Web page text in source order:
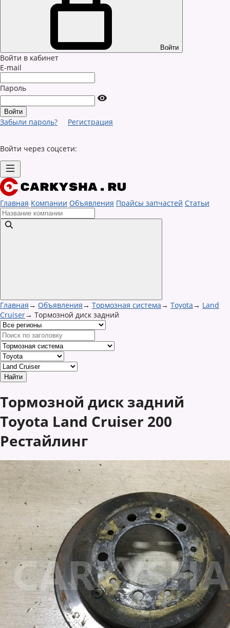
Войти
Войти в кабинет
E-mail
Пароль
Забыли пароль? Регистрация
Войти через соцсети:
Главная Компании Объявления Прайсы запчастей Статьи
Главная→ Объявления→ Тормозная система→ Toyota→ Land
Cruiser→ Тормозной диск задний
Тормозной диск задний
Toyota Land Cruiser 200
Рестайлинг